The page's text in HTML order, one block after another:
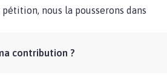
nous la pousserons dans
contribution ?